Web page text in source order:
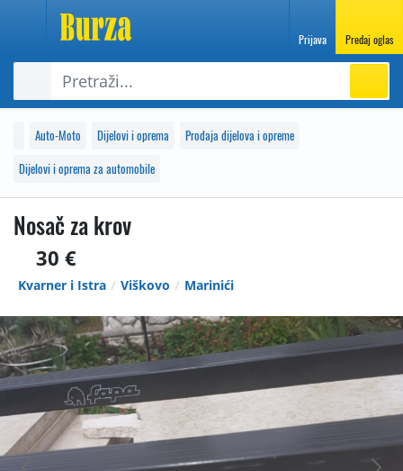
Prijava Predaj oglas
Auto-Moto Dijelovi i oprema
Prodaja dijelova i opreme
Dijelovi i oprema za automobile
Nosač za krov
30 €
Kvarner i Istra Viškovo Marinići